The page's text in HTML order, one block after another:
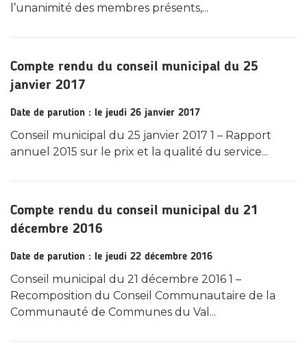
l’unanimité des membres présents,...
Compte rendu du conseil municipal du 25
janvier 2017
Date de parution : le jeudi 26 janvier 2017
Conseil municipal du 25 janvier 2017 1 – Rapport
annuel 2015 sur le prix et la qualité du service...
Compte rendu du conseil municipal du 21
décembre 2016
Date de parution : le jeudi 22 décembre 2016
Conseil municipal du 21 décembre 2016 1 –
Recomposition du Conseil Communautaire de la
Communauté de Communes du Val...